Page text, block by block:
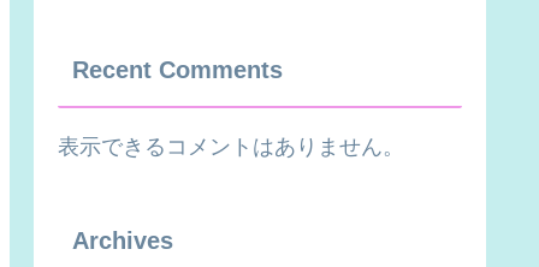
Recent Comments
表示できるコメントはありません。
Archives